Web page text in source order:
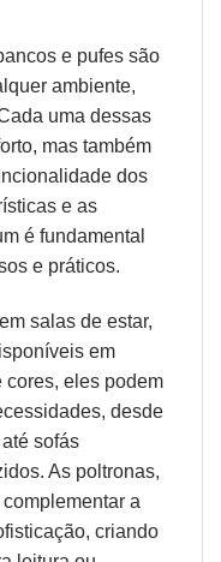
e pufes são
ambiente,
uma dessas
mas também
dos
e as
é fundamental
e práticos.
salas de estar,
em
cores, eles podem
desde
sofás
As poltronas,
a
criando